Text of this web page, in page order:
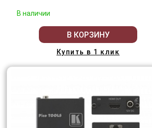
В наличии
В КОРЗИНУ
Купить в 1 клик